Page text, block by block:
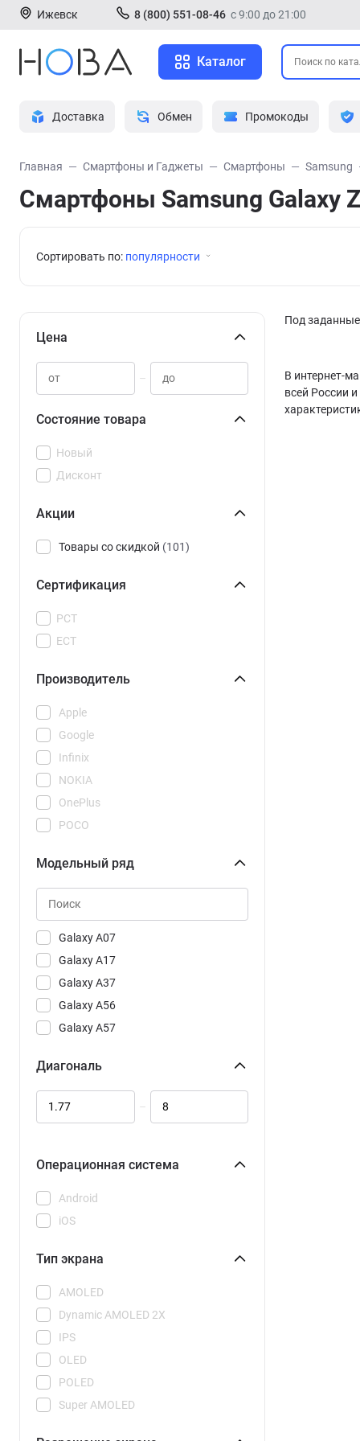
Ижевск 8 (800) 551-08-46 с 9:00 до 21:00
Каталог
Доставка Обмен Промокоды
Главная Смартфоны и Гаджеты Смартфоны Samsung
Смартфоны Samsung Galaxy
Сортировать по: популярности
Цена
–
Состояние товара
Новый
Дисконт
Акции
Товары со скидкой (101)
Сертификация
РСТ
ЕСТ
Производитель
Apple
Google
Infinix
NOKIA
OnePlus
POCO
Realme
Samsung
Vivo
Xiaomi
Модельный ряд
15
15C
15R
15T
15T Pro
Galaxy A07
Galaxy A17
Galaxy A37
Galaxy A56
Galaxy A57
Galaxy S25 FE
Galaxy S25 Ultra
Galaxy S26 Plus
Galaxy Z Fold 7
Диагональ
–
Операционная система
Android
iOS
Тип экрана
AMOLED
Dynamic AMOLED 2X
IPS
OLED
POLED
Super AMOLED
Под
В интернет-
всей России